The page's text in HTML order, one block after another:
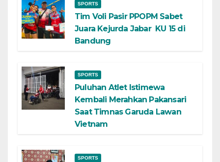
SPORTS
Tim Voli Pasir PPOPM Sabet
Juara Kejurda Jabar KU 15 di
Bandung
SPORTS
Puluhan Atlet Istimewa
Kembali Merahkan Pakansari
Saat Timnas Garuda Lawan
Vietnam
SPORTS